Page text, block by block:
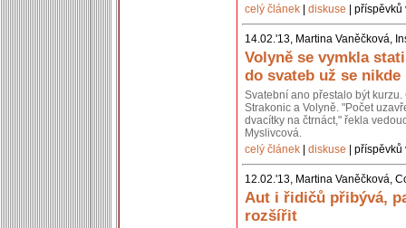
celý článek
diskuse |
14.02.'13, Martina Vaněčková,
Volyně se vymkla
do svateb už se nikde
Svatební ano přestalo být
Strakonic a Volyně. "Počet
dvacítky na čtrnáct," řekla
Myslivcová.
celý článek
diskuse |
12.02.'13, Martina Vaněčková,
Aut i řidičů přibývá,
rozšířit